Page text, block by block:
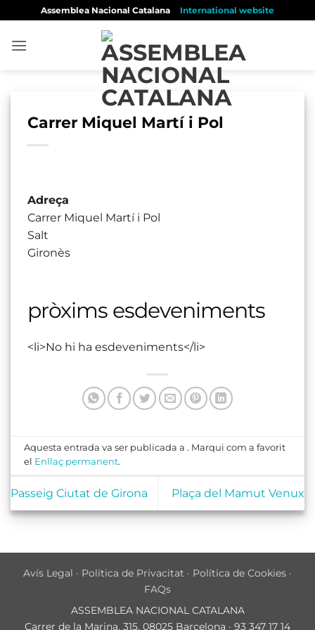
content
Assemblea Nacional Catalana International website
Carrer Miquel Martí i Pol
Adreça
Carrer Miquel Martí i Pol
Salt
Gironès
pròxims esdeveniments
<li>No hi ha esdeveniments</li>
Aquesta entrada va ser publicada a . Marqui com a favorit
el Enllaç permanent.
Passeig Ciutat de Girona Plaça del Mamut Venux
Avís Legal · Política de Privacitat · Política de Cookies ·
FAQs
ASSEMBLEA NACIONAL CATALANA
Carrer de la Marina, 315, 08025 Barcelona · 93 347 17 14